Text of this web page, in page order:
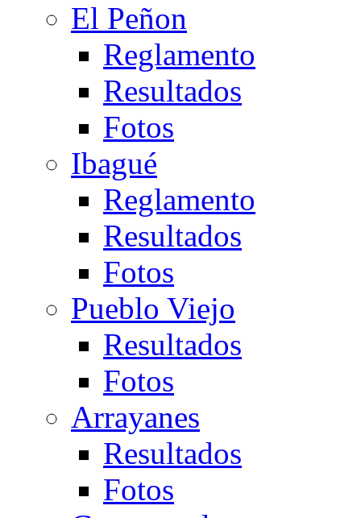
El Peñon
Reglamento
Resultados
Fotos
Ibagué
Reglamento
Resultados
Fotos
Pueblo Viejo
Resultados
Fotos
Arrayanes
Resultados
Fotos